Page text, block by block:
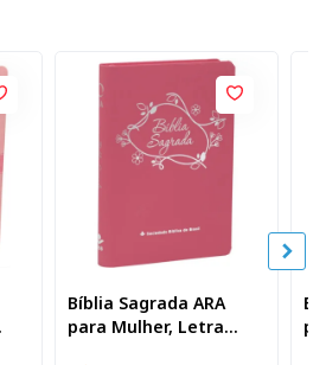
Bíblia Sagrada ARA
para Mulher, Letra